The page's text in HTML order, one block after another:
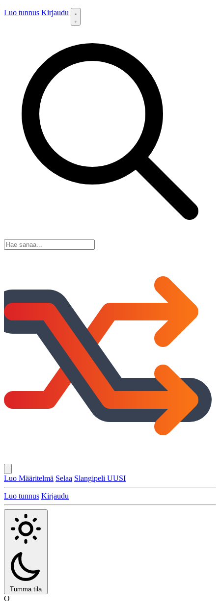
Luo tunnus Kirjaudu
Luo Määritelmä Selaa Slangipeli UUSI
Luo tunnus Kirjaudu
Tumma tila
O